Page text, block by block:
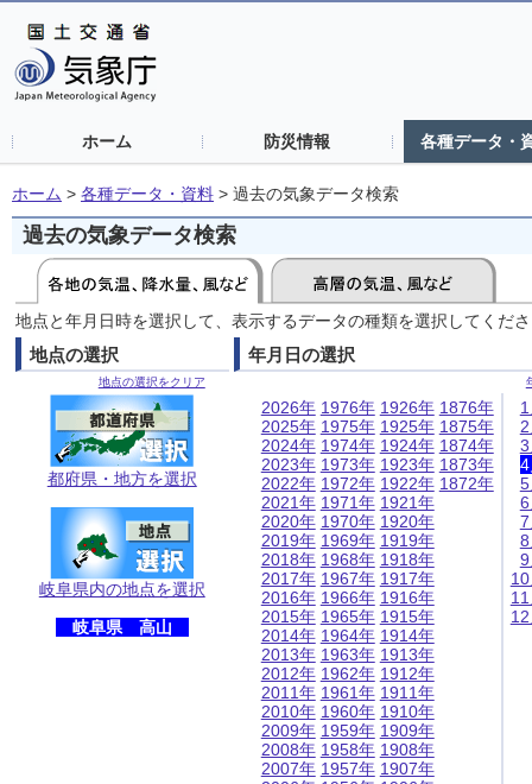
ホーム 防災情報 各種データ・
ホーム > 各種データ・資料 > 過去の気象データ検索
過去の気象データ検索
地点と年月日時を選択して、表示するデータの種類を選択してくだ
地点の選択
地点の選択をクリア
都府県・地方を選択
岐阜県内の地点を選択
岐阜県 高山
年月日の選択
2026年
2025年
2024年
2023年
2022年
2021年
2020年
2019年
2018年
2017年
2016年
2015年
2014年
2013年
2012年
2011年
2010年
2009年
2008年
2007年
1976年
1975年
1974年
1973年
1972年
1971年
1970年
1969年
1968年
1967年
1966年
1965年
1964年
1963年
1962年
1961年
1960年
1959年
1958年
1957年
1926年
1925年
1924年
1923年
1922年
1921年
1920年
1919年
1918年
1917年
1916年
1915年
1914年
1913年
1912年
1911年
1910年
1909年
1908年
1907年
1876年
1875年
1874年
1873年
1872年